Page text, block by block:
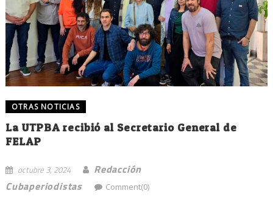
OTRAS NOTICIAS
La UTPBA recibió al Secretario General de
FELAP
octubre 3, 2024
Redacción
Cubaperiodistas
Comment(0)